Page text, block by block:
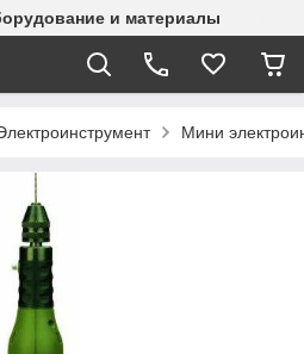
и материалы
Мини